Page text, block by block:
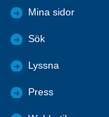
Mina sidor
Sök
Lyssna
Press